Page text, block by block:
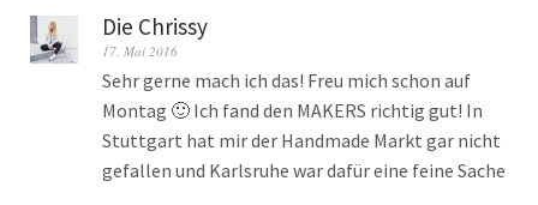
Die Chrissy
17. Mai 2016
Sehr gerne mach ich das! Freu mich schon auf
Montag 🙂 Ich fand den MAKERS richtig gut! In
Stuttgart hat mir der Handmade Markt gar nicht
gefallen und Karlsruhe war dafür eine feine Sache